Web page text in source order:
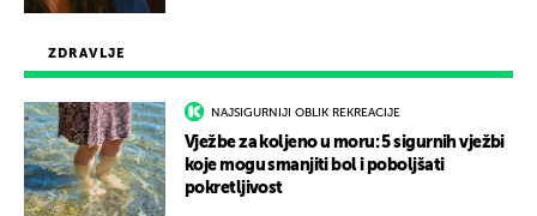
ZDRAVLJE
NAJSIGURNIJI OBLIK REKREACIJE
Vježbe za koljeno u moru: 5 sigurnih vježbi
koje mogu smanjiti bol i poboljšati
pokretljivost